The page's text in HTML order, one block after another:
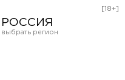
РОССИЯ
[18+]